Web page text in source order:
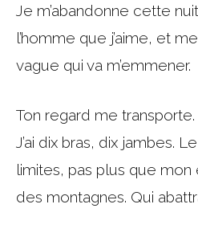
Je m’abandonne cette
l’homme que j’aime, et
vague qui va m’emmener.
Ton regard me transporte.
J’ai dix bras, dix jambes.
limites, pas plus que mon
des montagnes. Qui